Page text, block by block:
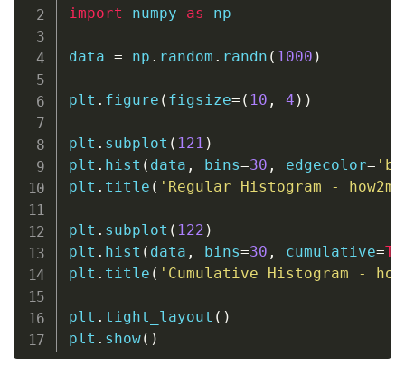
import numpy as np
data = np . random . randn ( 1000 )
plt . figure ( figsize= ( 10 , 4 ) )
plt . subplot ( 121 )
plt . hist ( data , bins=30 , edgecolor=
plt . title ( 'Regular Histogram -
plt . subplot ( 122 )
plt . hist ( data , bins=30 , cumulative=
plt . title ( 'Cumulative Histogram -
plt . tight_layout ( )
plt . show( )